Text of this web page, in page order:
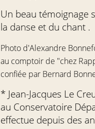
Un beau témoignage
la danse et du chant .
Photo d'Alexandre
au comptoir de "chez
confiée par Bernard
* Jean-Jacques Le
au Conservatoire
effectue depuis des